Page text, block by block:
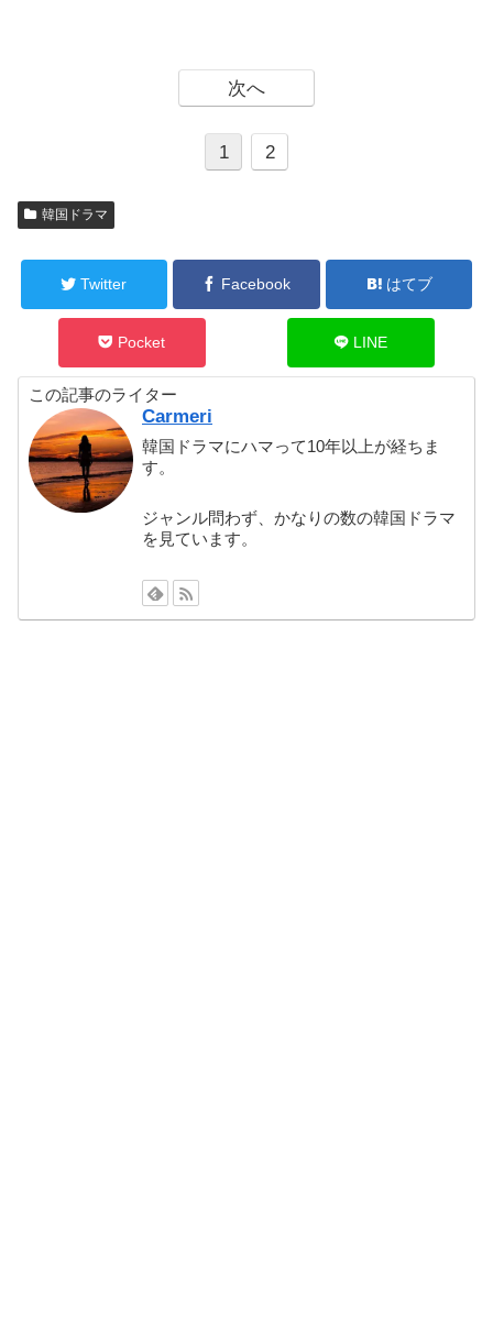
次へ
1 2
韓国ドラマ
Twitter Facebook はてブ
Pocket LINE
この記事のライター
Carmeri
韓国ドラマにハマって10年以上が経ちま
す。
ジャンル問わず、かなりの数の韓国ドラマ
を見ています。